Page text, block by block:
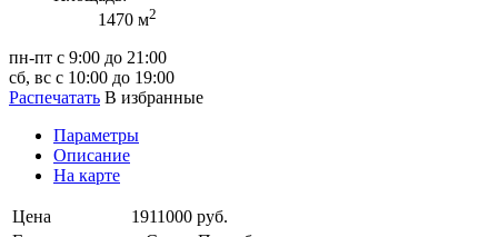
1470 м2
пн-пт с 9:00 до 21:00
сб, вс с 10:00 до 19:00
Распечатать В избранные
Параметры
Описание
На карте
Цена
1911000 руб.